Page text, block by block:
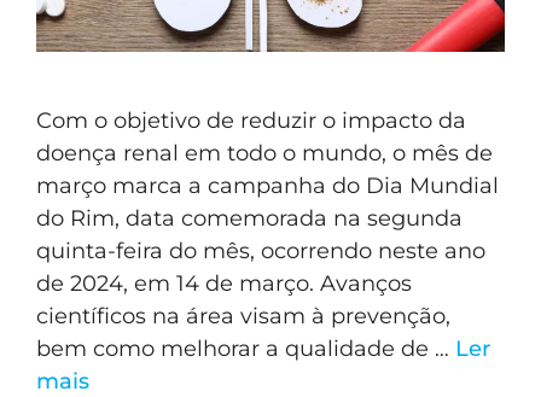
Com o objetivo de reduzir o impacto da
doença renal em todo o mundo, o mês de
março marca a campanha do Dia Mundial
do Rim, data comemorada na segunda
quinta-feira do mês, ocorrendo neste ano
de 2024, em 14 de março. Avanços
científicos na área visam à prevenção,
bem como melhorar a qualidade de … Ler
mais